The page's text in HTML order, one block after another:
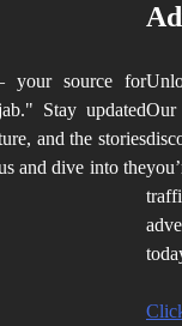
your source for
Stay updated
and the stories
and dive into the
Our